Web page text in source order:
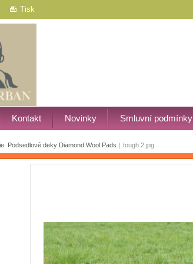
Tisk
Kontakt Novinky Smluvní podmínky
Podsedlové deky Diamond Wool Pads | tough 2.jpg